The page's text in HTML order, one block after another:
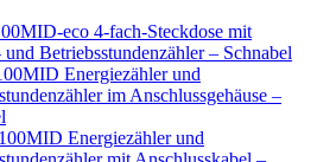
eco 4-fach-Steckdose mit
und Betriebsstundenzähler – Schnabel
Energiezähler und
im Anschlussgehäuse –
Energiezähler und